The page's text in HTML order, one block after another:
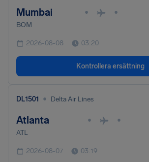
Mumbai • •
BOM
2026-08-08 03:20
Kontrollera ersättning
DL1501 • Delta Air Lines
Atlanta • •
ATL
2026-08-07 03:19